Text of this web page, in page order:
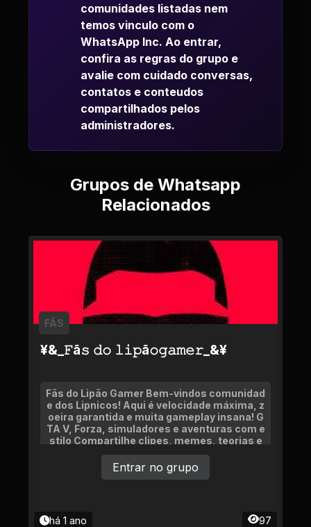
comunidades listadas nem
temos vinculo com o
WhatsApp Inc. Ao entrar,
confira as regras do grupo e
avalie com cuidado conversas,
contatos e conteudos
compartilhados pelos
administradores.
Grupos de Whatsapp
Relacionados
¥&_𝙵ã𝚜 𝚍𝚘 𝚕𝚒𝚙ã𝚘𝚐𝚊𝚖𝚎𝚛_&¥
FÃS
Fãs do Lipão Gamer Bem-vindos comunidad
e dos Lipnicos! Aqui é velocidade máxima, z
oeira garantida e muita gameplay insana! G
TA V, Forza, simuladores e aventuras com e
stilo Compartilhe clipes, memes, teorias e
momentos épicos
há 1 ano 97
Entrar no grupo